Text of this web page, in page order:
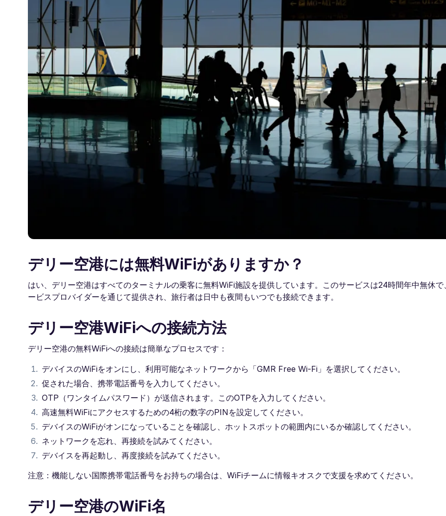
デリー空港には無料WiFiがありますか？
はい、デリー空港はすべてのターミナルの乗客に無料WiFi施設を提供しています。このサービスは24時間年中無休で
ービスプロバイダーを通じて提供され、旅行者は日中も夜間もいつでも接続できます。
デリー空港WiFiへの接続方法
デリー空港の無料WiFiへの接続は簡単なプロセスです：
デバイスのWiFiをオンにし、利用可能なネットワークから「GMR Free Wi-Fi」を選択してください。
促された場合、携帯電話番号を入力してください。
OTP（ワンタイムパスワード）が送信されます。このOTPを入力してください。
高速無料WiFiにアクセスするための4桁の数字のPINを設定してください。
デバイスのWiFiがオンになっていることを確認し、ホットスポットの範囲内にいるか確認してください。
ネットワークを忘れ、再接続を試みてください。
デバイスを再起動し、再度接続を試みてください。
注意：機能しない国際携帯電話番号をお持ちの場合は、WiFiチームに情報キオスクで支援を求めてください。
デリー空港のWiFi名